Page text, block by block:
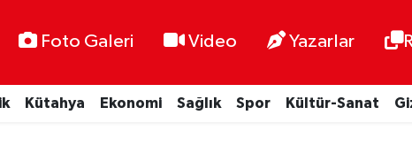
Foto Galeri Video Yazarlar
Kütahya Ekonomi Sağlık Spor Kültür-Sanat